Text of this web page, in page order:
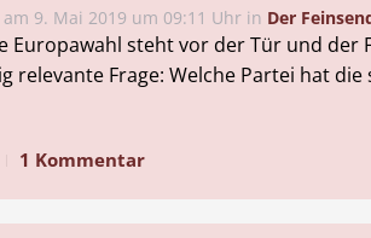
am 9. Mai 2019 um 09:11 Uhr in Der
Europawahl steht vor der Tür und der
relevante Frage: Welche Partei hat die
1 Kommentar